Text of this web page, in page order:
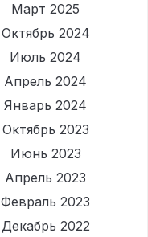
Март 2025
Октябрь 2024
Июль 2024
Апрель 2024
Январь 2024
Октябрь 2023
Июнь 2023
Апрель 2023
Февраль 2023
Декабрь 2022